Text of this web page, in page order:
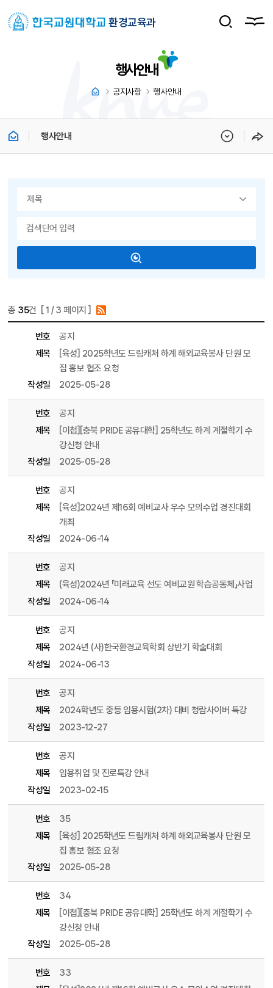
환경교육과
행사안내
공지사항 행사안내
행사안내
총 35건 [1 / 3 페이지 ]
번호
공지
제목
[육성] 2025학년도 드림캐처 하계 해외교육봉사 단원 모
집 홍보 협조 요청
작성일
2025-05-28
번호
공지
제목
[이첩][충북 PRIDE 공유대학] 25학년도 하계 계절학기 수
강신청 안내
작성일
2025-05-28
번호
공지
제목
[육성]2024년 제16회 예비교사 우수 모의수업 경진대회
개최
작성일
2024-06-14
번호
공지
제목
(육성)2024년 「미래교육 선도 예비교원 학습공동체」사업
작성일
2024-06-14
번호
공지
제목
2024년 (사)한국환경교육학회 상반기 학술대회
작성일
2024-06-13
번호
공지
제목
2024학년도 중등 임용시험(2차) 대비 청람사이버 특강
작성일
2023-12-27
번호
공지
제목
임용취업 및 진로특강 안내
작성일
2023-02-15
번호
35
제목
[육성] 2025학년도 드림캐처 하계 해외교육봉사 단원 모
집 홍보 협조 요청
작성일
2025-05-28
번호
34
제목
[이첩][충북 PRIDE 공유대학] 25학년도 하계 계절학기 수
강신청 안내
작성일
2025-05-28
번호
33